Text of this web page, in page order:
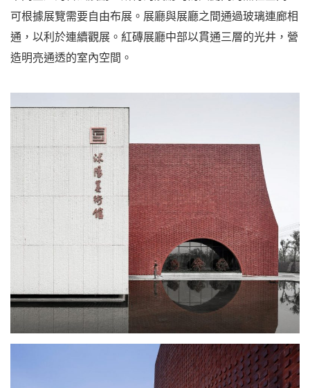
可根據展覽需要自由布展。展廳與展廳之間通過玻璃連廊相
通，以利於連續觀展。紅磚展廳中部以貫通三層的光井，營
造明亮通透的室內空間。